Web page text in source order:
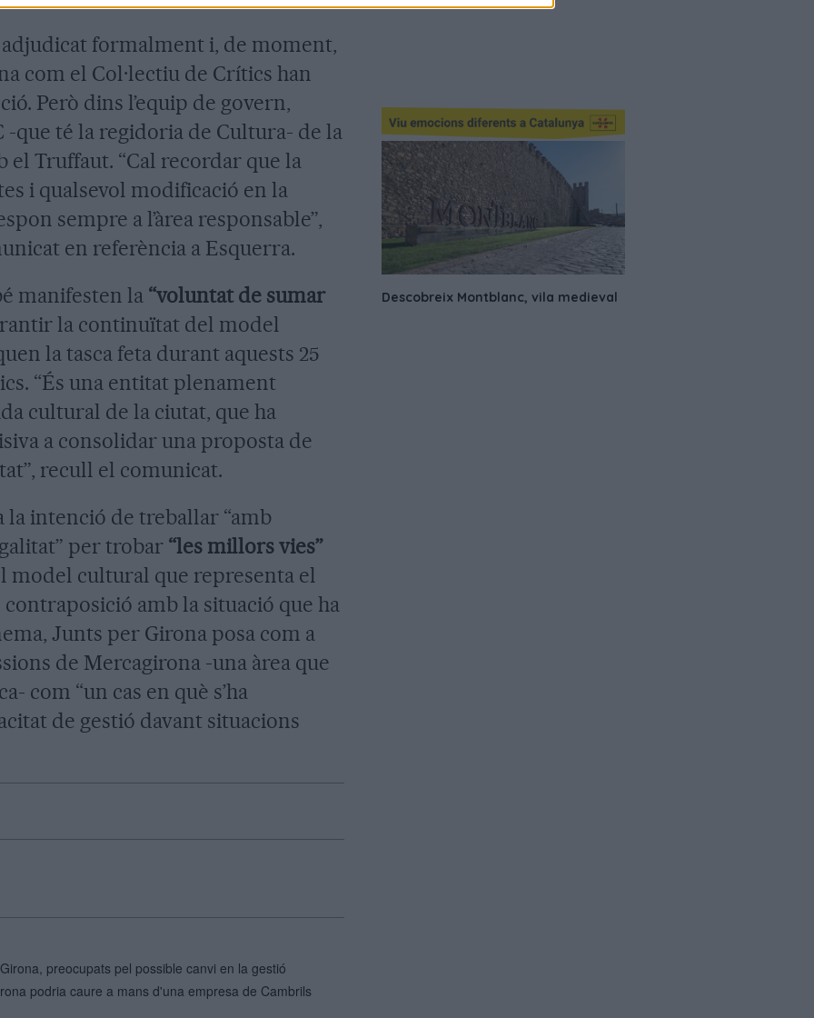
adjudicat formalment i, de moment,
com el Col·lectiu de Crítics han
Però dins l’equip de govern,
-que té la regidoria de Cultura- de la
el Truffaut. “Cal recordar que la
i qualsevol modificació en la
sempre a l’àrea responsable”,
en referència a Esquerra.
manifesten la “voluntat de sumar
la continuïtat del model
la tasca feta durant aquests 25
“És una entitat plenament
cultural de la ciutat, que ha
a consolidar una proposta de
recull el comunicat.
intenció de treballar “amb
per trobar “les millors vies”
model cultural que representa el
amb la situació que ha
Junts per Girona posa com a
de Mercagirona -una àrea que
com “un cas en què s’ha
de gestió davant situacions
preocupats pel possible canvi en la gestió
podria caure a mans d'una empresa de Cambrils